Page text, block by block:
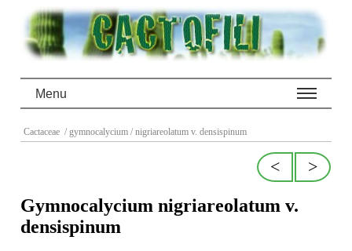
Menu
Cactaceae / gymnocalycium / nigriareolatum v. densispinum
>
<
Gymnocalycium nigriareolatum v.
densispinum